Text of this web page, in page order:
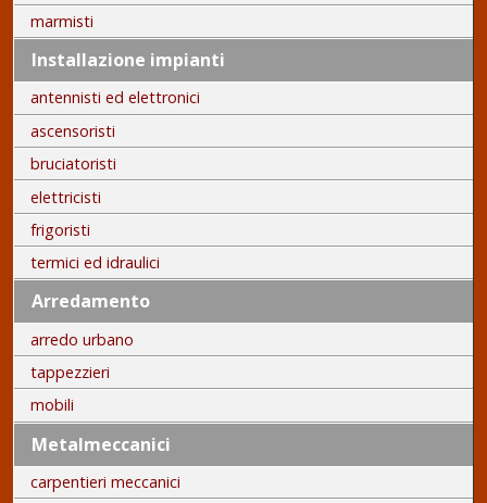
marmisti
Installazione impianti
antennisti ed elettronici
ascensoristi
bruciatoristi
elettricisti
frigoristi
termici ed idraulici
Arredamento
arredo urbano
tappezzieri
mobili
Metalmeccanici
carpentieri meccanici